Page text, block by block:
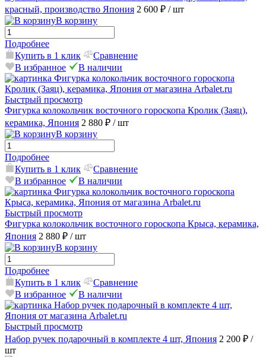
красный, производство Япония 2 600 ₽ / шт
В корзину
Подробнее
Купить в 1 клик
Сравнение
В избранное
В наличии
Быстрый просмотр
Фигурка колокольчик восточного гороскопа Кролик (Заяц),
керамика, Япония 2 880 ₽ / шт
В корзину
Подробнее
Купить в 1 клик
Сравнение
В избранное
В наличии
Быстрый просмотр
Фигурка колокольчик восточного гороскопа Крыса, керамика,
Япония 2 880 ₽ / шт
В корзину
Подробнее
Купить в 1 клик
Сравнение
В избранное
В наличии
Быстрый просмотр
Набор ручек подарочный в комплекте 4 шт, Япония 2 200 ₽ /
шт